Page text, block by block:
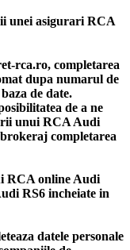
unei asigurari RCA
rca.ro, completarea
dupa numarul de
de date.
de a ne
unui RCA Audi
completarea
RCA online Audi
RS6 incheiate in
datele personale